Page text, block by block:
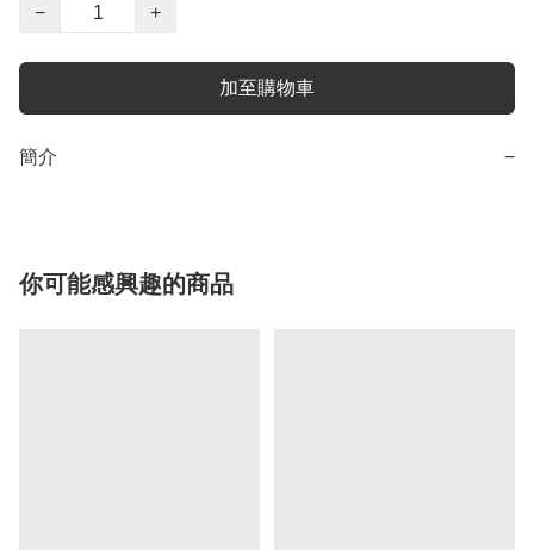
−
+
加至購物車
簡介 −
你可能感興趣的商品